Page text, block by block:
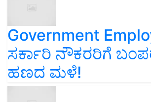
Government
ಸರ್ಕಾರಿ ನೌಕರರಿಗೆ
ಹಣದ ಮಳೆ!